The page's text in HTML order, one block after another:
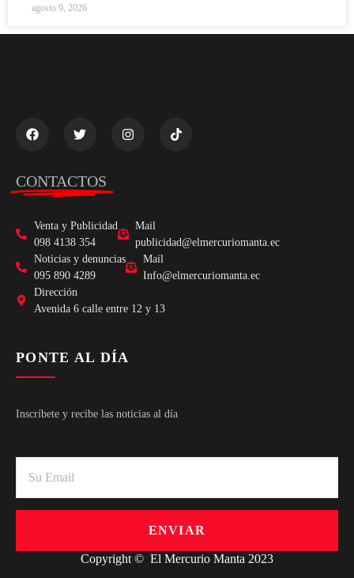
agosto 9, 2026
CONTACTOS
Venta y Publicidad
098 4138 354
Mail
publicidad@elmercuriomanta.ec
Noticias y denuncias
095 890 4289
Mail
Info@elmercuriomanta.ec
Dirección
Avenida 6 calle entre 12 y 13
PONTE AL DÍA
Inscríbete y recibe las noticias al día
ENVIAR
Copyright © El Mercurio Manta 2023